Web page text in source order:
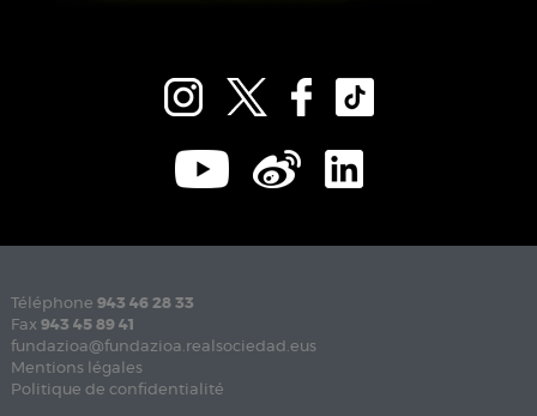
Téléphone 943 46 28 33
Fax 943 45 89 41
fundazioa@fundazioa.realsociedad.eus
Mentions légales
Politique de confidentialité